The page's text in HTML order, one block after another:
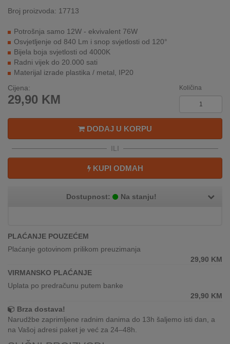
NOVO
PONUDI
KONTAKT
KUPOVINA
NA
RATE
REKLAMACIJA
SERVIS
KUPOVINA
INOSTRANSTVA
ENERGETSKE
UČINKOVITOSTI
DIGITALIS
Broj proizvoda: 17713
Potrošnja samo 12W - ekvivalent 76W
Osvjetljenje od 840 Lm i snop svjetlosti od 120°
Bijela boja svjetlosti od 4000K
Radni vijek do 20.000 sati
Materijal izrade plastika / metal, IP20
Cijena:
29,90 KM
Količina
DODAJ U KORPU
ILI
KUPI ODMAH
Dostupnost: Na stanju!
PLAĆANJE POUZEĆEM
Plaćanje gotovinom prilikom preuzimanja
29,90 KM
VIRMANSKO PLAĆANJE
Uplata po predračunu putem banke
29,90 KM
Brza dostava!
Narudžbe zaprimljene radnim danima do 13h šaljemo isti dan, a
na Vašoj adresi paket je već za 24–48h.